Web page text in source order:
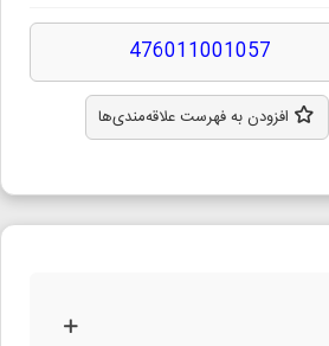
476011001057
افزودن به فهرست علاقه‌مندی‌ها